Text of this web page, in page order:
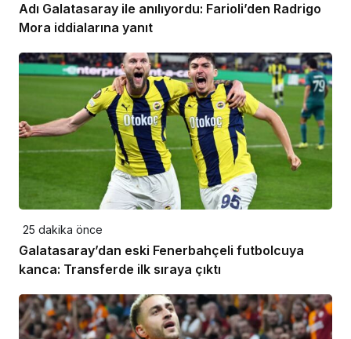
Adı Galatasaray ile anılıyordu: Farioli’den Radrigo
Mora iddialarına yanıt
25 dakika önce
Galatasaray’dan eski Fenerbahçeli futbolcuya
kanca: Transferde ilk sıraya çıktı